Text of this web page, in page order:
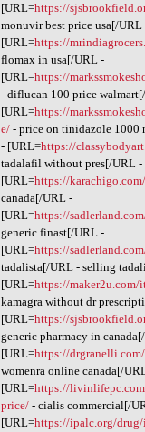
[URL=https://
monuvir best price usa[/URL
[URL=https://
flomax in usa[/URL -
[URL=https://
- diflucan 100 price
[URL=https://
e/- price on tinidazole 1000
- [URL=https://
tadalafil without pres[/URL -
[URL=https://
canada[/URL -
[URL=https://
generic finast[/URL -
[URL=https://
tadalista[/URL - selling
[URL=https://maker2u.com/
kamagra without dr
[URL=https://
generic pharmacy in
[URL=https://
womenra online canada[/
[URL=https://
price/- cialis commercial[/
[URL=https://ipalc.org/